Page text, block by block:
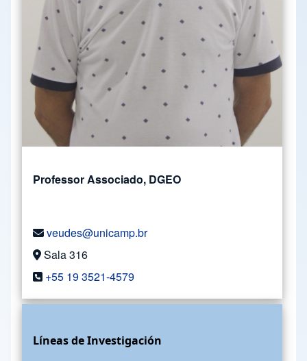
Professor Associado, DGEO
veudes@unicamp.br
Sala 316
+55 19 3521-4579
Líneas de Investigación